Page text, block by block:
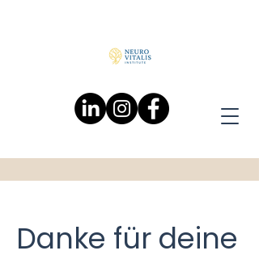
Danke für deine